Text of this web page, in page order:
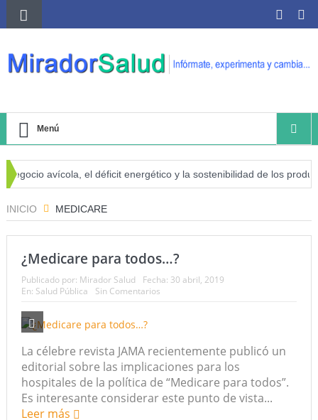
Menú
avícola, el déficit energético y la sostenibilidad de los
INICIO MEDICARE
¿Medicare para todos…?
Publicado por: Mirador Salud Fecha: 30 abril, 2019
En: Salud Pública Sin Comentarios
La célebre revista JAMA recientemente publicó un
editorial sobre las implicaciones para los
hospitales de la política de “Medicare para todos”.
Es interesante considerar este punto de vista...
Leer más